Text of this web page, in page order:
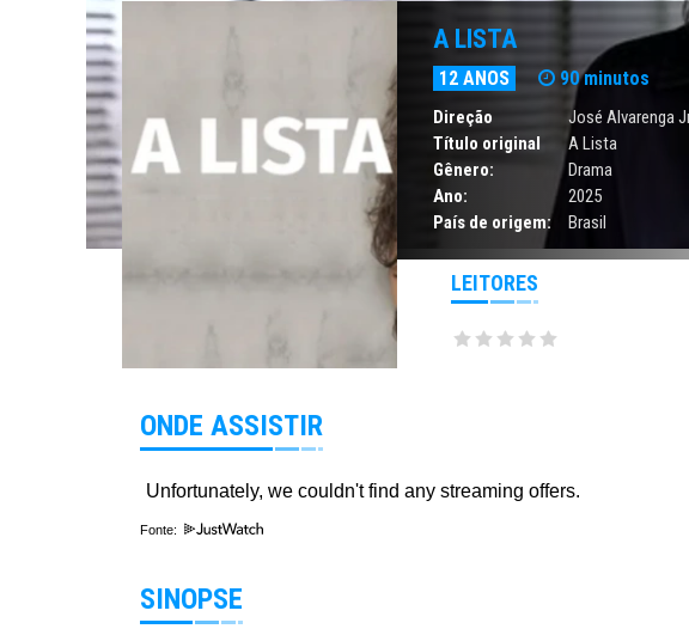
A LISTA
12 ANOS 90 minutos
Direção
José Alvarenga
Título original
A Lista
Gênero:
Drama
Ano:
2025
País de origem:
Brasil
LEITORES
ONDE ASSISTIR
Fonte:
SINOPSE